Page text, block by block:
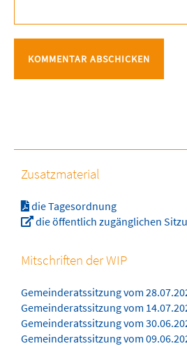
Zusatzmaterial
die Tagesordnung
die öffentlich zugänglichen
Mitschriften der WIP
Gemeinderatssitzung vom
Gemeinderatssitzung vom
Gemeinderatssitzung vom
Gemeinderatssitzung vom